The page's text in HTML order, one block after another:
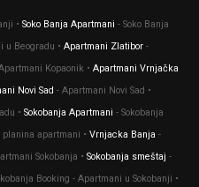
• Soko Banja Apartmani - Soko Banja
u Beogradu • Apartmani Zlatibor -
Kopaonik • Apartmani Vrnjačka
Novi Sad - Apartmani Novi Sad •
• Sokobanja Apartmani - Sokobanja
planina apartmani • Vrnjacka Banja -
Sokobanja • Sokobanja smeštaj -
Booking - Apartmani u Sokobanji •